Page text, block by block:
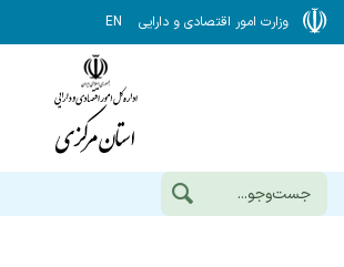
وزارت امور اقتصادی و دارایی EN